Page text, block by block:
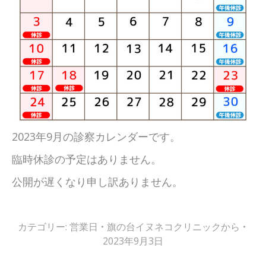
2023年9月の診察カレンダーです。
臨時休診の予定はありません。
公開が遅くなり申し訳ありません。
カテゴリー: 営業日 旗の台イヌネコクリニックから
2023年9月3日